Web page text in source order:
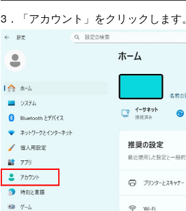
3．「アカウント」をクリックします。